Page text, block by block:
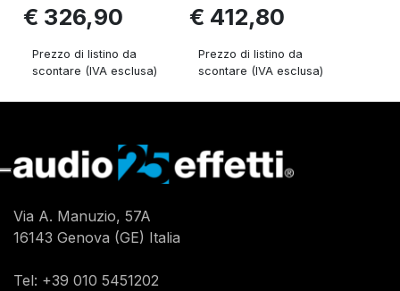
€ 326,90
Prezzo di listino da
scontare (IVA esclusa)
€ 412,80
Prezzo di listino da
scontare (IVA esclusa)
Via A. Manuzio, 57A
16143 Genova (GE) Italia
Tel: +39 010 5451202